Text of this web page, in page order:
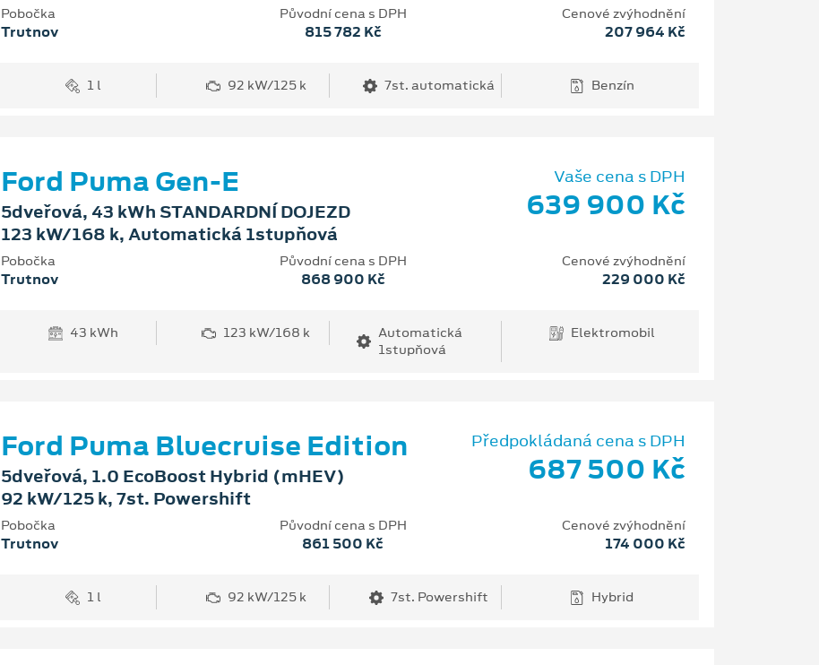
Pobočka
Trutnov
Původní cena s DPH
815 782 Kč
Cenové zvýhodnění
207 964 Kč
1 l 92 kW/125 k 7st. automatická Benzín
Ford Puma Gen-E
5dveřová, 43 kWh STANDARDNÍ DOJEZD
123 kW/168 k, Automatická 1stupňová
Vaše cena s DPH
639 900 Kč
Pobočka
Trutnov
Původní cena s DPH
868 900 Kč
Cenové zvýhodnění
229 000 Kč
43 kWh 123 kW/168 k
Automatická
1stupňová
Elektromobil
Ford Puma Bluecruise Edition
5dveřová, 1.0 EcoBoost Hybrid (mHEV)
92 kW/125 k, 7st. Powershift
Předpokládaná cena s DPH
687 500 Kč
Pobočka
Trutnov
Původní cena s DPH
861 500 Kč
Cenové zvýhodnění
174 000 Kč
1 l 92 kW/125 k 7st. Powershift Hybrid